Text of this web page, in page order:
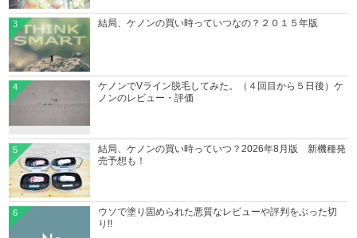
結局、ケノンの買い時っていつなの？２０１５年版
3
ケノンでVライン脱毛してみた。（４回目から５日後）ケ
ノンのレビュー・評価
4
結局、ケノンの買い時っていつ？2026年8月版 新機種発
売予想も！
5
ウソで塗り固められた悪質なレビューや評判をぶった切
り!!
6